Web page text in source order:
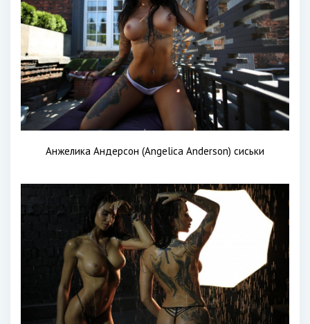
Анжелика Андерсон (Angelica Anderson) сиськи